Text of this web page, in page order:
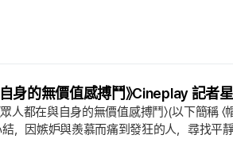
自身的無價值感搏鬥》Cineplay 記者
都在與自身的無價值感搏鬥〉(以下簡稱 〈
，因嫉妒與羨慕而痛到發狂的人，尋找平靜